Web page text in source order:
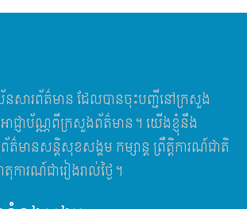
នសារព័ត៌មាន ដែលបានចុះបញ្ជីនៅក្រសួង
ាជ្ញាប័ណ្ណពីក្រសួងព័ត៌មាន។ យើងខ្ញុំនឹង
ត៌មានសន្តិសុខសង្គម កម្សាន្ត ព្រឹត្តិការណ៍ជាតិ
តុការណ៍ជារៀងរាល់ថ្ងៃ។